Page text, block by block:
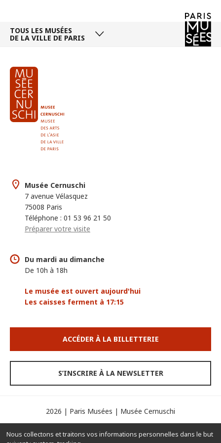
Nous collectons et traitons vos informations personnelles dans le but
TOUS LES MUSÉES
DE LA VILLE DE PARIS
Musée Cernuschi
7 avenue Vélasquez
75008 Paris
Téléphone : 01 53 96 21 50
Préparer votre visite
Du mardi au dimanche
De 10h à 18h
Le musée est ouvert aujourd'hui
Les caisses ferment à 17:15
ACCÉDER À LA BILLETTERIE
S’INSCRIRE À LA NEWSLETTER
2026 | Paris Musées | Musée Cernuschi
Contacts
Gérer les cookies